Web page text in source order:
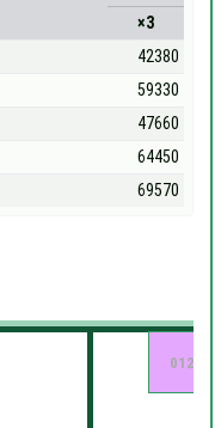
×3
42380
59330
47660
64450
69570
012